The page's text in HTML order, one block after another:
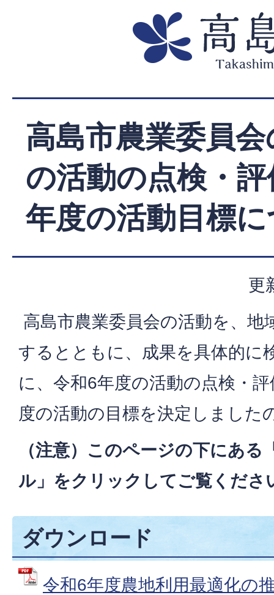
高島市農業委員
の活動の点検・
年度の活動目標
更
高島市農業委員会の活動を、地
するとともに、成果を具体的に
に、令和6年度の活動の点検・
度の活動の目標を決定しました
（注意）このページの下にあ
ル」をクリックしてご覧くださ
ダウンロード
令和6年度農地利用最適化の